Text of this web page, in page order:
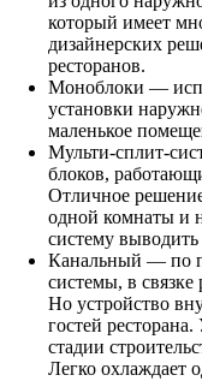
который имеет
дизайнерских
ресторанов.
Моноблоки —
установки
маленькое
Мульти-сплит-
блоков,
Отличное
одной комнаты и
систему
Канальный — по
системы, в
Но устройство
гостей
стадии
Легко охлаждает